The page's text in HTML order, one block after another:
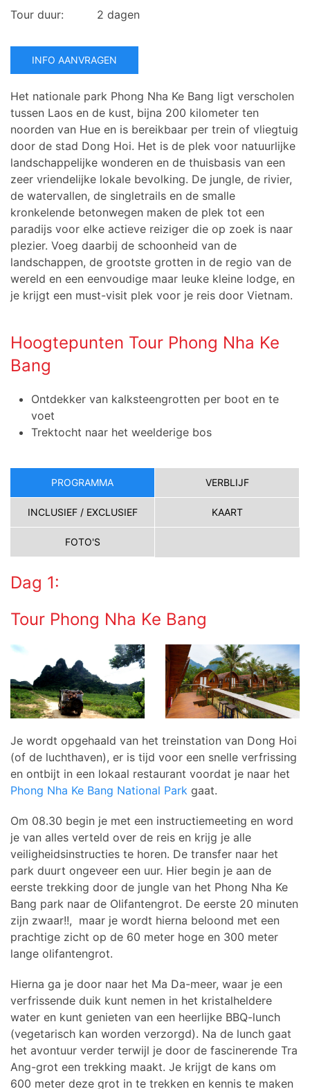
Tour duur:
2 dagen
INFO AANVRAGEN
Het nationale park Phong Nha Ke Bang ligt verscholen
tussen Laos en de kust, bijna 200 kilometer ten
noorden van Hue en is bereikbaar per trein of vliegtuig
door de stad Dong Hoi. Het is de plek voor natuurlijke
landschappelijke wonderen en de thuisbasis van een
zeer vriendelijke lokale bevolking. De jungle, de rivier,
de watervallen, de singletrails en de smalle
kronkelende betonwegen maken de plek tot een
paradijs voor elke actieve reiziger die op zoek is naar
plezier. Voeg daarbij de schoonheid van de
landschappen, de grootste grotten in de regio van de
wereld en een eenvoudige maar leuke kleine lodge, en
je krijgt een must-visit plek voor je reis door Vietnam.
Hoogtepunten Tour Phong Nha Ke
Bang
Ontdekker van kalksteengrotten per boot en te
voet
Trektocht naar het weelderige bos
PROGRAMMA VERBLIJF
INCLUSIEF / EXCLUSIEF KAART
FOTO'S
Dag 1:
Tour Phong Nha Ke Bang
Je wordt opgehaald van het treinstation van Dong Hoi
(of de luchthaven), er is tijd voor een snelle verfrissing
en ontbijt in een lokaal restaurant voordat je naar het
Phong Nha Ke Bang National Park gaat.
Om 08.30 begin je met een instructiemeeting en word
je van alles verteld over de reis en krijg je alle
veiligheidsinstructies te horen. De transfer naar het
park duurt ongeveer een uur. Hier begin je aan de
eerste trekking door de jungle van het Phong Nha Ke
Bang park naar de Olifantengrot. De eerste 20 minuten
zijn zwaar!!, maar je wordt hierna beloond met een
prachtige zicht op de 60 meter hoge en 300 meter
lange olifantengrot.
Hierna ga je door naar het Ma Da-meer, waar je een
verfrissende duik kunt nemen in het kristalheldere
water en kunt genieten van een heerlijke BBQ-lunch
(vegetarisch kan worden verzorgd). Na de lunch gaat
het avontuur verder terwijl je door de fascinerende Tra
Ang-grot een trekking maakt. Je krijgt de kans om
600 meter deze grot in te trekken en kennis te maken